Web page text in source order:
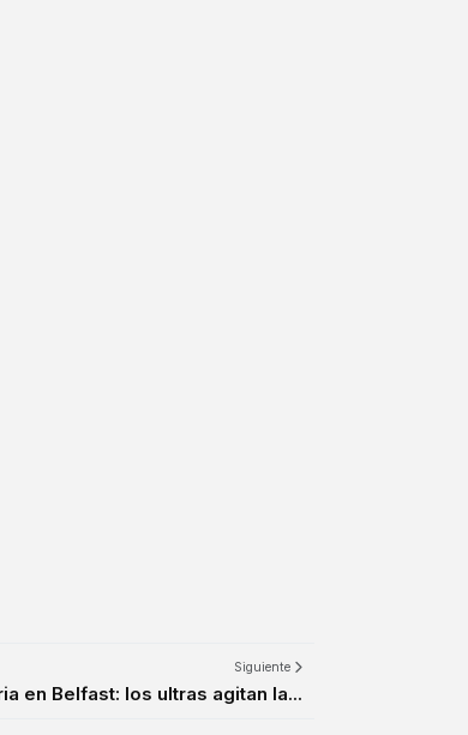
Siguiente
en Belfast: los ultras agitan la...